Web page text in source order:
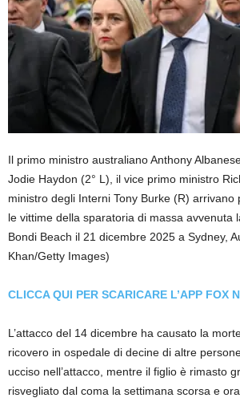
Il primo ministro australiano Anthony
Jodie Haydon (2° L), il vice primo ministro
ministro degli Interni Tony Burke (R)
le vittime della sparatoria di massa avvenuta
Bondi Beach il 21 dicembre 2025 a Sydney,
Khan/Getty Images)
CLICCA QUI PER SCARICARE L’APP FOX
L’attacco del 14 dicembre ha causato la
ricovero in ospedale di decine di altre
ucciso nell’attacco, mentre il figlio è rimasto
risvegliato dal coma la settimana scorsa e